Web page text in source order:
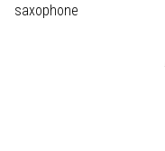
saxophone